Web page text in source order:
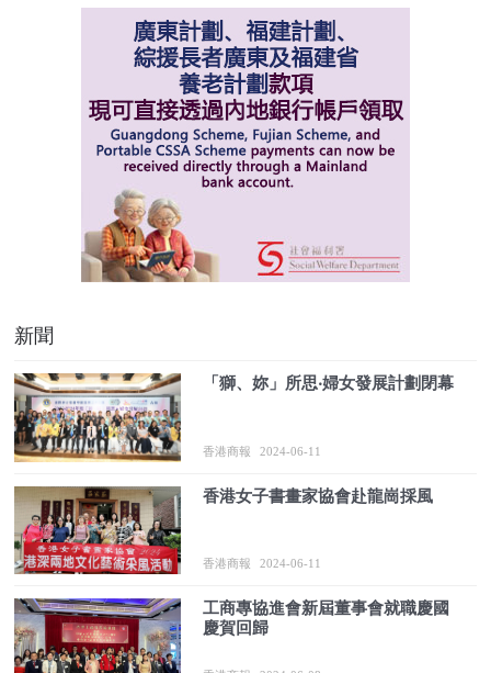
新聞
「獅、妳」所思‧婦女發展計劃閉幕
香港商報 2024-06-11
香港女子書畫家協會赴龍崗採風
香港商報 2024-06-11
工商專協進會新屆董事會就職慶國
慶賀回歸